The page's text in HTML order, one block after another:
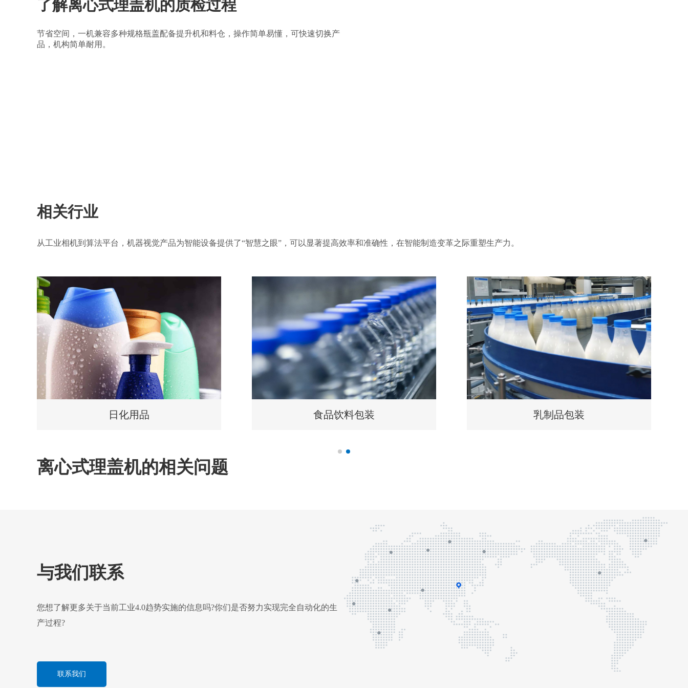
了解离心式理盖机的质检过程
节省空间，一机兼容多种规格瓶盖配备提升机和料仓，操作简单易懂，可快速切换产
品，机构简单耐用。
相关行业
从工业相机到算法平台，机器视觉产品为智能设备提供了“智慧之眼”，可以显著提高效率和准确性，在智能制造变革之际重塑生产力。
日化用品 食品饮料包装 乳制品包装
离心式理盖机的相关问题
与我们联系
您想了解更多关于当前工业4.0趋势实施的信息吗?你们是否努力实现完全自动化的生
产过程?
联系我们